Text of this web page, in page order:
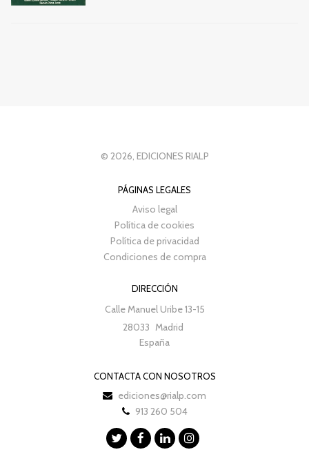
© 2026, EDICIONES RIALP
PÁGINAS LEGALES
Aviso legal
Política de cookies
Política de privacidad
Condiciones de compra
DIRECCIÓN
Calle Manuel Uribe 13-15
28033 Madrid
España
CONTACTA CON NOSOTROS
ediciones@rialp.com
913 260 504